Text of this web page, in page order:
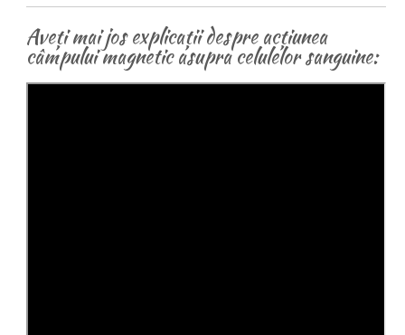
Aveți mai jos explicații despre acțiunea
câmpului magnetic asupra celulelor sanguine: